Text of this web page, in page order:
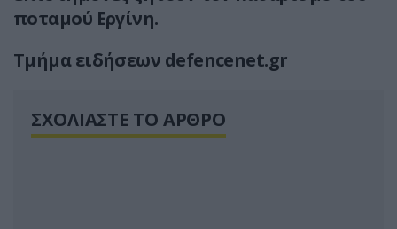
ποταμού Εργίνη.
Τμήμα ειδήσεων defencenet.gr
ΣΧΟΛΙΑΣΤΕ ΤΟ ΑΡΘΡΟ